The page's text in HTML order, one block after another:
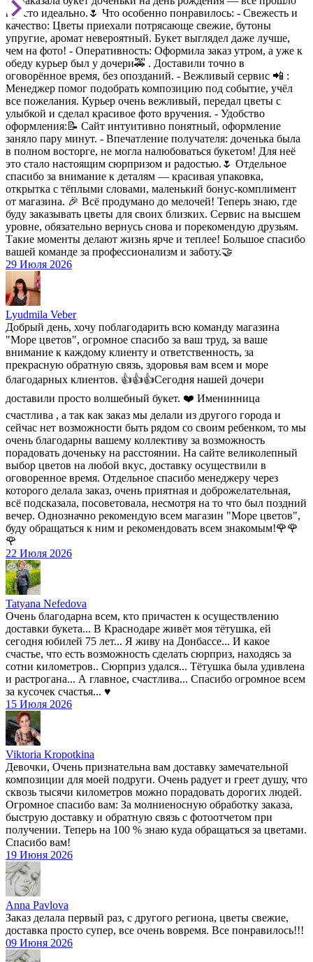
просто идеально.🌷 Что особенно понравилось: - Свежесть и
качество: Цветы приехали потрясающе свежие, бутоны
упругие, аромат невероятный. Букет выглядел даже лучше,
чем на фото! - Оперативность: Оформила заказ утром, а уже к
обеду курьер был у дочери🚕 . Доставили точно в
оговорённое время, без опозданий. - Вежливый сервис 📲 :
Менеджер помог подобрать композицию под событие, учёл
все пожелания. Курьер очень вежливый, передал цветы с
улыбкой и сделал красивое фото вручения. - Удобство
оформления:📝 Сайт интуитивно понятный, оформление
заняло пару минут. - Впечатление получателя: доченька была
в полном восторге, не могла налюбоваться букетом! Для неё
это стало настоящим сюрпризом и радостью.🌷 Отдельное
спасибо за внимание к деталям — красивая упаковка,
открытка с тёплыми словами, маленький бонус-комплимент
от магазина. 🎉 Всё продумано до мелочей! Теперь знаю, где
буду заказывать цветы для своих близких. Сервис на высшем
уровне, обязательно вернусь снова и порекомендую друзьям.
Такие моменты делают жизнь ярче и теплее! Большое спасибо
вашей команде за профессионализм и заботу.🤝
29 Июля 2026
Lyudmila Veber
Добрый день, хочу поблагодарить всю команду магазина
"Море цветов", огромное спасибо за ваш труд, за ваше
внимание к каждому клиенту и ответственность, за
прекрасную обратную связь, здоровья вам всем и море
благодарных клиентов. 👍👍👍Сегодня нашей дочери
доставили просто волшебный букет. ❤️ Именинница
счастлива , а так как заказ мы делали из другого города и
сейчас нет возможности быть рядом со своим ребенком, то мы
очень благодарны вашему коллективу за возможность
порадовать доченьку на расстоянии. На сайте великолепный
выбор цветов на любой вкус, доставку осуществили в
оговоренное время. Отдельное спасибо менеджеру через
которого делала заказ, очень приятная и доброжелательная,
всё подсказала, посоветовала, несмотря на то что был поздний
вечер. Однозначно рекомендую всем магазин "Море цветов",
буду обращаться к ним и рекомендовать всем знакомым!🌹🌹
🌹
22 Июля 2026
Tatyana Nefedova
Очень благодарна всем, кто причастен к осуществлению
доставки букета... В Краснодаре живёт моя тётушка, ей
сегодня юбилей 75 лет... Я живу на Донбассе... И какое
счастье, что есть возможность сделать сюрприз, находясь за
сотни километров.. Сюрприз удался... Тётушка была удивлена
и растрогана... А главное, счастлива... Спасибо огромное всем
за кусочек счастья... ♥️
15 Июля 2026
Viktoria Kropotkina
Девочки, Очень признательна вам доставку замечательной
композиции для моей подруги. Очень радует и греет душу, что
сквозь тысячи километров можно порадовать дорогих людей.
Огромное спасибо вам: За молниеносную обработку заказа,
быструю доставку и обратную связь с фотоотчетом при
получении. Теперь на 100 % знаю куда обращаться за цветами.
Спасибо вам!
19 Июня 2026
Anna Pavlova
Заказ делала первый раз, с другого региона, цветы свежие,
доставка просто супер, все очень вовремя. Все понравилось!!!
09 Июня 2026